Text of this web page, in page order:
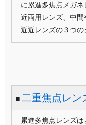
に累進多焦点メガ
近両用レンズ、中
近近レンズの３つの
■ 二重焦点レン
累進多焦点レンズ